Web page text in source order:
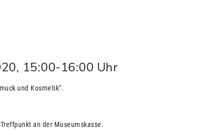
, 15:00-16:00 Uhr
und Kosmetik“.
an der Museumskasse.